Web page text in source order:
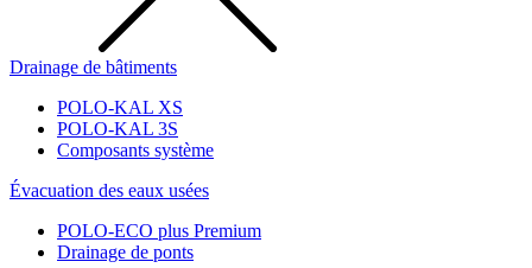
Drainage de bâtiments
POLO-KAL XS
POLO-KAL 3S
Composants système
Évacuation des eaux usées
POLO-ECO plus Premium
Drainage de ponts